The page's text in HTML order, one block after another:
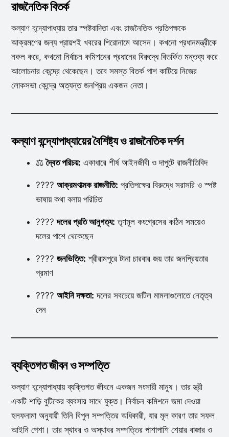
রাজনৈতিক বিতর্ক
কল্যাণ বন্দ্যোপাধ্যায় তার স্পষ্টবাদিতা এবং রাজনৈতিক প্রতিপক্ষকে
আক্রমণের জন্য প্রায়শই খবরের শিরোনামে আসেন। কখনো প্রধানমন্ত্রীকে
নকল করে, কখনো নির্বাচন কমিশনের প্রধানের বিরুদ্ধে বিতর্কিত মন্তব্য করে
আলোচনার কেন্দ্রে থেকেছেন। তবে সমস্ত বিতর্ক পাশ কাটিয়ে নিজের
লোকসভা কেন্দ্রে অত্যন্ত জনপ্রিয় একজন নেতা।
কল্যাণ বন্দ্যোপাধ্যায়ের বৈশিষ্ট্য ও রাজনৈতিক দর্শন
⚖️দ্বৈত পরিচয়: একাধারে শীর্ষ আইনজীবী ও দাপুটে রাজনীতিবিদ
???? আক্রমণাত্মক রাজনীতি: প্রতিপক্ষের বিরুদ্ধে সরাসরি ও স্পষ্ট
ভাষায় কথা বলায় পরিচিত
????দলের প্রতি আনুগত্য: তৃণমূল কংগ্রেসের কঠিন সময়েও
দলের পাশে থেকেছেন
????️ জনভিত্তি: শ্রীরামপুরে টানা চারবার জয় তার জনপ্রিয়তার
প্রমাণ
???? আইনি দক্ষতা: দলের সবচেয়ে জটিল মামলাগুলোতে নেতৃত্ব
দেন
ব্যক্তিগত জীবন ও সম্পত্তি
কল্যাণ বন্দ্যোপাধ্যায় ব্যক্তিগত জীবনে একজন সংসারী মানুষ। তার স্ত্রী
একটি শাড়ি বুটিকের ব্যবসার সাথে যুক্ত। নির্বাচন কমিশনে জমা দেওয়া
হলফনামা অনুযায়ী তিনি বিপুল সম্পত্তির অধিকারী, যার মূল কারণ তার সফল
আইনি পেশা। তার স্থাবর ও অস্থাবর সম্পত্তির পাশাপাশি শেয়ার বাজার ও